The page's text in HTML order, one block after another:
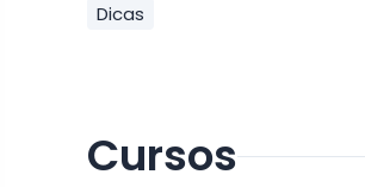
Dicas
Cursos